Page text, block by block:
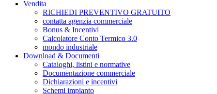
Vendita
RICHIEDI PREVENTIVO GRATUITO
contatta agenzia commerciale
Bonus & Incentivi
Calcolatore Conto Termico 3.0
mondo industriale
Download & Documenti
Cataloghi, listini e normative
Documentazione commerciale
Dichiarazioni e incentivi
Schemi impianto